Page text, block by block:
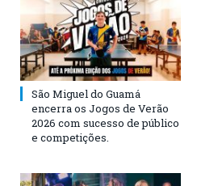
São Miguel do Guamá
encerra os Jogos de Verão
2026 com sucesso de público
e competições.